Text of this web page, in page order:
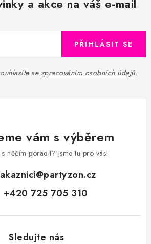
a akce na váš e-mail
se zpracováním osobních údajů.
PŘIHLÁSIT SE
vám s výběrem
něčím poradit? Jsme tu pro vás!
@partyzon.cz
+420 725 705 310